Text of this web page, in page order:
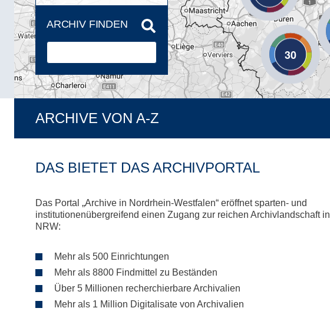
ARCHIV FINDEN
30
ARCHIVE VON A-Z
DAS BIETET DAS ARCHIVPORTAL
Das Portal „Archive in Nordrhein-Westfalen“ eröffnet sparten- und
institutionenübergreifend einen Zugang zur reichen Archivlandschaft in
NRW:
Mehr als 500 Einrichtungen
Mehr als 8800 Findmittel zu Beständen
Über 5 Millionen recherchierbare Archivalien
Mehr als 1 Million Digitalisate von Archivalien